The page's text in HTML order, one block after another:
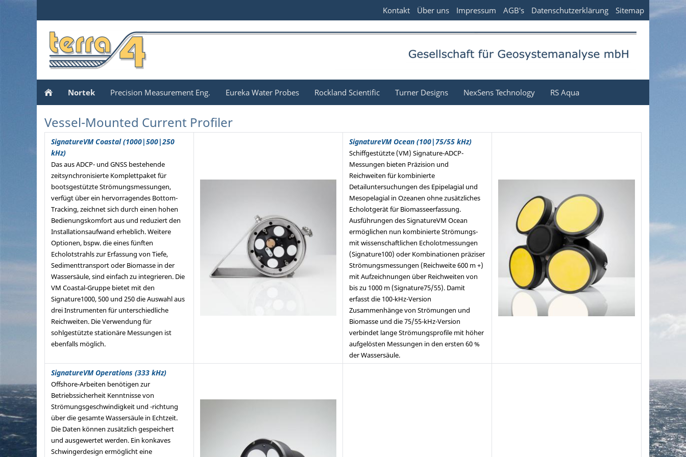
Kontakt Über uns Impressum AGB's Datenschutzerklärung Sitemap
Nortek Precision Measurement Eng. Eureka Water Probes Rockland Scientific Turner Designs NexSens Technology RS Aqua
Vessel-Mounted Current Profiler
SignatureVM Coastal (1000|500|250
kHz)
Das aus ADCP- und GNSS bestehende
zeitsynchronisierte Komplettpaket für
bootsgestützte Strömungsmessungen,
verfügt über ein hervorragendes Bottom-
Tracking, zeichnet sich durch einen hohen
Bedienungskomfort aus und reduziert den
Installationsaufwand erheblich. Weitere
Optionen, bspw. die eines fünften
Echolotstrahls zur Erfassung von Tiefe,
Sedimenttransport oder Biomasse in der
Wassersäule, sind einfach zu integrieren. Die
VM Coastal-Gruppe bietet mit den
Signature1000, 500 und 250 die Auswahl aus
drei Instrumenten für unterschiedliche
Reichweiten. Die Verwendung für
sohlgestützte stationäre Messungen ist
ebenfalls möglich.
SignatureVM Ocean (100|75/55 kHz)
Schiffgestützte (VM) Signature-ADCP-
Messungen bieten Präzision und
Reichweiten für kombinierte
Detailuntersuchungen des Epipelagial und
Mesopelagial in Ozeanen ohne zusätzliches
Echolotgerät für Biomasseerfassung.
Ausführungen des SignatureVM Ocean
ermöglichen nun kombinierte Strömungs-
mit wissenschaftlichen Echolotmessungen
(Signature100) oder Kombinationen präziser
Strömungsmessungen (Reichweite 600 m +)
mit Aufzeichnungen über Reichweiten von
bis zu 1000 m (Signature75/55). Damit
erfasst die 100-kHz-Version
Zusammenhänge von Strömungen und
Biomasse und die 75/55-kHz-Version
verbindet lange Strömungsprofile mit höher
aufgelösten Messungen in den ersten 60 %
der Wassersäule.
SignatureVM Operations (333 kHz)
Offshore-Arbeiten benötigen zur
Betriebssicherheit Kenntnisse von
Strömungsgeschwindigkeit und -richtung
über die gesamte Wassersäule in Echtzeit.
Die Daten können zusätzlich gespeichert
und ausgewertet werden. Ein konkaves
Schwingerdesign ermöglicht eine